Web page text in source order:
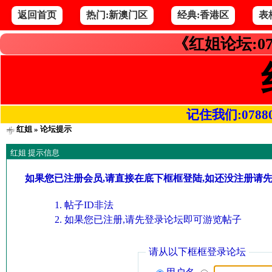
返回首页 热门:新澳门区 经典:香港区 表
《红姐论坛
记住我们
红姐» 论坛提示
红姐 提示信息
如果您已注册会员,请直接在底下框框登陆,如还没注册请
帖子ID非法
如果您已注册,请先登录论坛即可游览帖子
请从以下框框登录论坛